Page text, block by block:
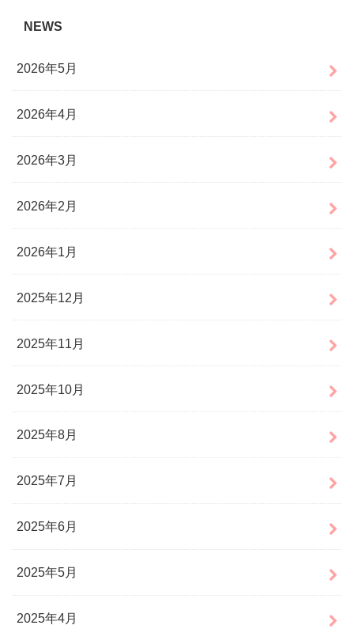
NEWS
2026年5月
2026年4月
2026年3月
2026年2月
2026年1月
2025年12月
2025年11月
2025年10月
2025年8月
2025年7月
2025年6月
2025年5月
2025年4月